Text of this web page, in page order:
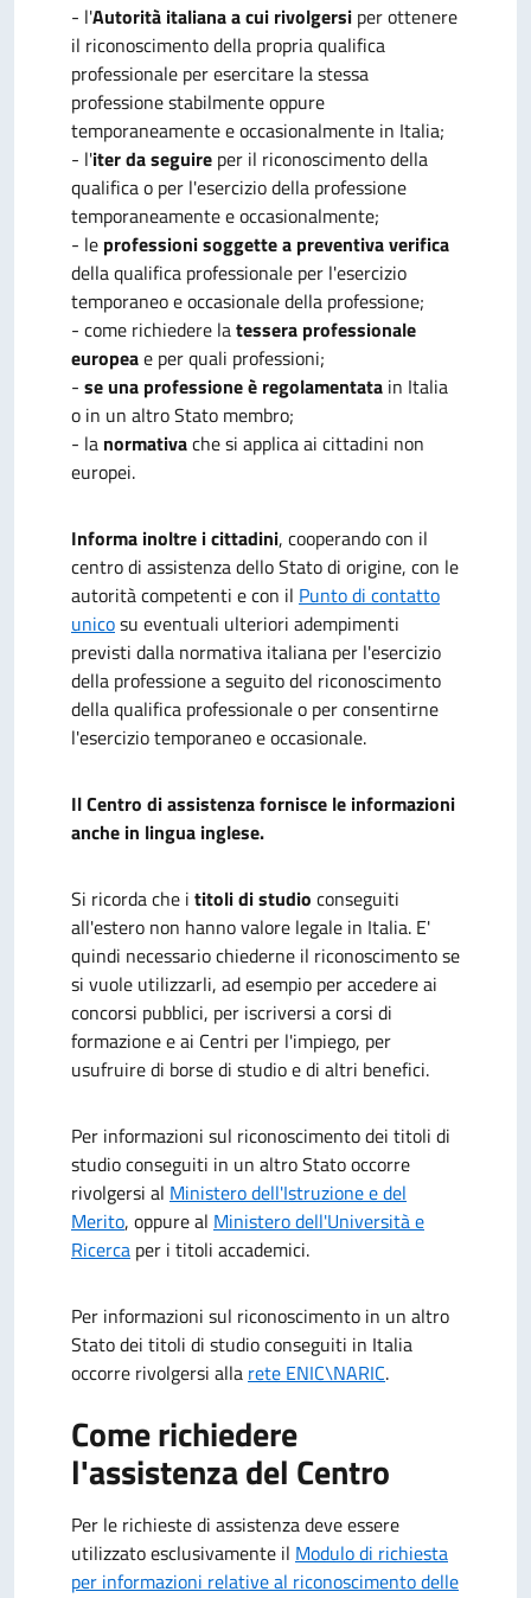
- l'Autorità italiana a cui rivolgersi per ottenere
il riconoscimento della propria qualifica
professionale per esercitare la stessa
professione stabilmente oppure
temporaneamente e occasionalmente in Italia;
- l'iter da seguire per il riconoscimento della
qualifica o per l'esercizio della professione
temporaneamente e occasionalmente;
- le professioni soggette a preventiva verifica
della qualifica professionale per l'esercizio
temporaneo e occasionale della professione;
- come richiedere latessera professionale
europeae per quali professioni;
- se una professione è regolamentata in Italia
o in un altro Stato membro;
- la normativache si applica ai cittadini non
europei.
Informa inoltre i cittadini, cooperando con il
centro di assistenza dello Stato di origine, con le
autorità competenti e con il Punto di contatto
unicosu eventuali ulteriori adempimenti
previsti dalla normativa italiana per l'esercizio
della professione a seguito del riconoscimento
della qualifica professionale o per consentirne
l'esercizio temporaneo e occasionale.
Il Centro di assistenza fornisce le informazioni
anche in lingua inglese.
Si ricorda che i titoli di studio conseguiti
all'estero non hanno valore legale in Italia. E'
quindi necessario chiederne il riconoscimento se
si vuole utilizzarli, ad esempio per accedere ai
concorsi pubblici, per iscriversi a corsi di
formazione e ai Centri per l'impiego, per
usufruire di borse di studio e di altri benefici.
Per informazioni sul riconoscimento dei titoli di
studio conseguiti in un altro Stato occorre
rivolgersi al Ministero dell'Istruzione e del
Merito, oppure al Ministero dell'Università e
Ricerca per i titoli accademici.
Per informazioni sul riconoscimento in un altro
Stato dei titoli di studio conseguiti in Italia
occorre rivolgersi alla rete ENIC\NARIC.
Come richiedere
l'assistenza del Centro
Per le richieste di assistenza deve essere
utilizzato esclusivamente il Modulo di richiesta
per informazioni relative al riconoscimento delle